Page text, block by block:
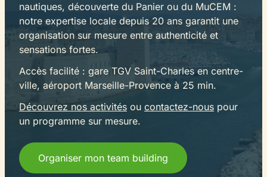
nautiques, découverte du Panier ou du MuCEM :
notre expertise locale depuis 20 ans garantit une
organisation sur mesure entre authenticité et
sensations fortes.
Accès facilité : gare TGV Saint-Charles en centre-
ville, aéroport Marseille-Provence à 25 min.
Découvrez nos activités ou contactez-nous pour
un programme sur mesure.
Organiser mon team building